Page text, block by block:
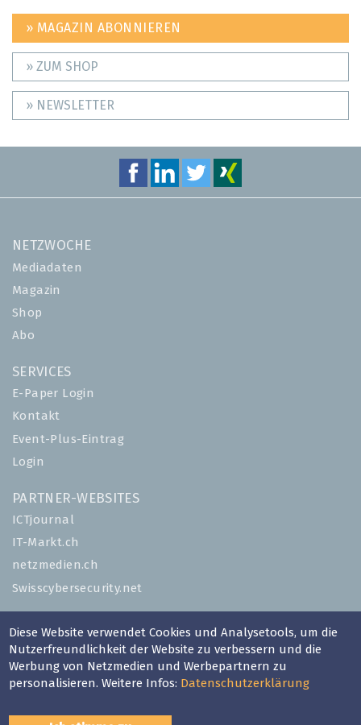
» MAGAZIN ABONNIEREN
» ZUM SHOP
» NEWSLETTER
NETZWOCHE
Mediadaten
Magazin
Shop
Abo
SERVICES
E-Paper Login
Kontakt
Event-Plus-Eintrag
Login
PARTNER-WEBSITES
ICTjournal
IT-Markt.ch
netzmedien.ch
Swisscybersecurity.net
© NETZMEDIEN AG 2026
Impressum
AGB
Datenschutzerklärung
Diese Website verwendet Cookies und Analysetools, um die
Nutzerfreundlichkeit der Website zu verbessern und die
Werbung von Netzmedien und Werbepartnern zu
personalisieren. Weitere Infos: Datenschutzerklärung